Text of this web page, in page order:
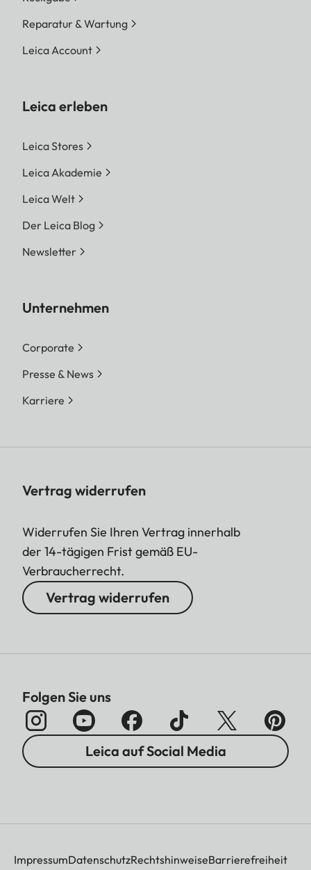
Reparatur & Wartung
Leica Account
Leica erleben
Leica Stores
Leica Akademie
Leica Welt
Der Leica Blog
Newsletter
Unternehmen
Corporate
Presse & News
Karriere
Vertrag widerrufen
Widerrufen Sie Ihren Vertrag innerhalb
der 14-tägigen Frist gemäß EU-
Verbraucherrecht.
Vertrag widerrufen
Folgen Sie uns
Leica auf Social Media
ImpressumDatenschutzRechtshinweiseBarrierefreiheit